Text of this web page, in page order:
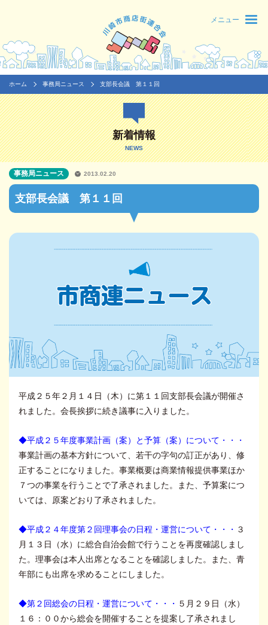
メニュー
ホーム 事務局ニュース 支部長会議 第１１回
新着情報
NEWS
支部長会議 第１１回
事務局ニュース 2013.02.20
平成２５年２月１４日（木）に第１１回支部長会議が開催さ
れました。会長挨拶に続き議事に入りました。
◆平成２５年度事業計画（案）と予算（案）について・・・
事業計画の基本方針について、若干の字句の訂正があり、修
正することになりました。事業概要は商業情報提供事業ほか
７つの事業を行うことで了承されました。また、予算案につ
いては、原案どおり了承されました。
◆平成２４年度第２回理事会の日程・運営について・・・ ３
月１３日（水）に総合自治会館で行うことを再度確認しまし
た。理事会は本人出席となることを確認しました。また、青
年部にも出席を求めることにしました。
◆第２回総会の日程・運営について・・・ ５月２９日（水）
１６：００から総会を開催することを提案し了承されまし